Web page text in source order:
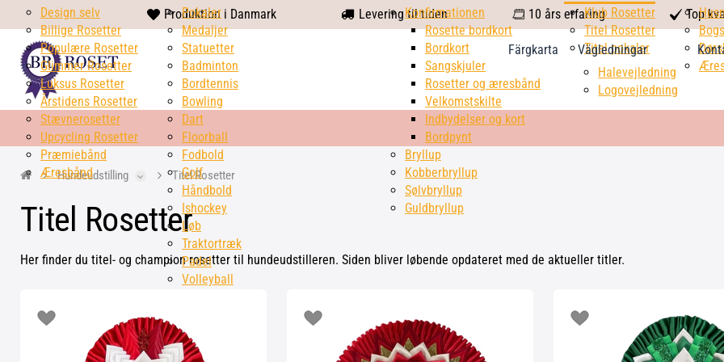
heart
solid
Produktion i Danmark Levering til tiden calendar
10 års erfaring
check
mark
Top
Färgkarta
Vägledningar
Halevejledning
Logovejledning
Design selv
Billige Rosetter
Populære Rosetter
Glimmer Rosetter
Luksus Rosetter
Årstidens Rosetter
Stævnerosetter
Upcycling Rosetter
Præmiebånd
Æresbånd
Pokaler
Medaljer
Statuetter
Badminton
Bordtennis
Bowling
Dart
Floorball
Fodbold
Golf
Håndbold
Ishockey
Løb
Traktortræk
Padel
Volleyball
Konfirmationen
Rosette bordkort
Bordkort
Sangskjuler
Rosetter og æresbånd
Velkomstskilte
Indbydelser og kort
Bordpynt
Bryllup
Kobberbryllup
Sølvbryllup
Guldbryllup
Klub Rosetter
Titel Rosetter
Titel pokaler
Hundeudstilling Titel Rosetter
Titel Rosetter
Her finder du titel- og champion rosetter til hundeudstilleren. Siden bliver løbende opdateret med de aktueller titler.